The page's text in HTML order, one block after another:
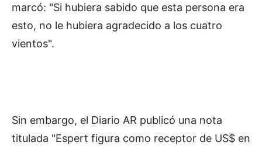
marcó: "Si hubiera sabido que esta persona era
esto, no le hubiera agradecido a los cuatro
vientos".
Sin embargo, el Diario AR publicó una nota
titulada "Espert figura como receptor de US$ en